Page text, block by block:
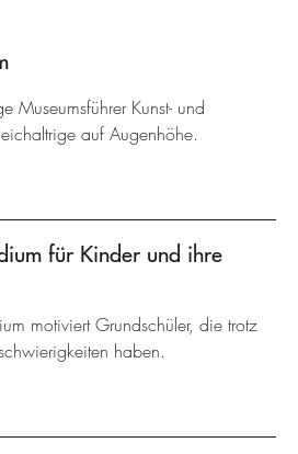
Museumsführer Kunst- und
auf Augenhöhe.
für Kinder und ihre
motiviert Grundschüler, die trotz
haben.